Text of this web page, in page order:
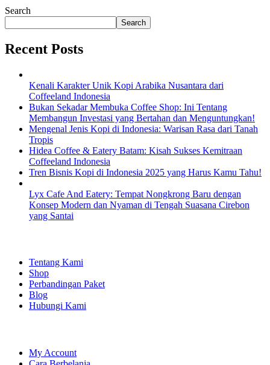
Search
Search
Recent Posts
Kenali Karakter Unik Kopi Arabika Nusantara dari
Coffeeland Indonesia
Bukan Sekadar Membuka Coffee Shop: Ini Tentang
Membangun Investasi yang Bertahan dan Menguntungkan!
Mengenal Jenis Kopi di Indonesia: Warisan Rasa dari Tanah
Tropis
Hidea Coffee & Eatery Batam: Kisah Sukses Kemitraan
Coffeeland Indonesia
Tren Bisnis Kopi di Indonesia 2025 yang Harus Kamu Tahu!
Lyx Cafe And Eatery: Tempat Nongkrong Baru dengan
Konsep Modern dan Nyaman di Tengah Suasana Cirebon
yang Santai
Tentang Kami
Shop
Perbandingan Paket
Blog
Hubungi Kami
My Account